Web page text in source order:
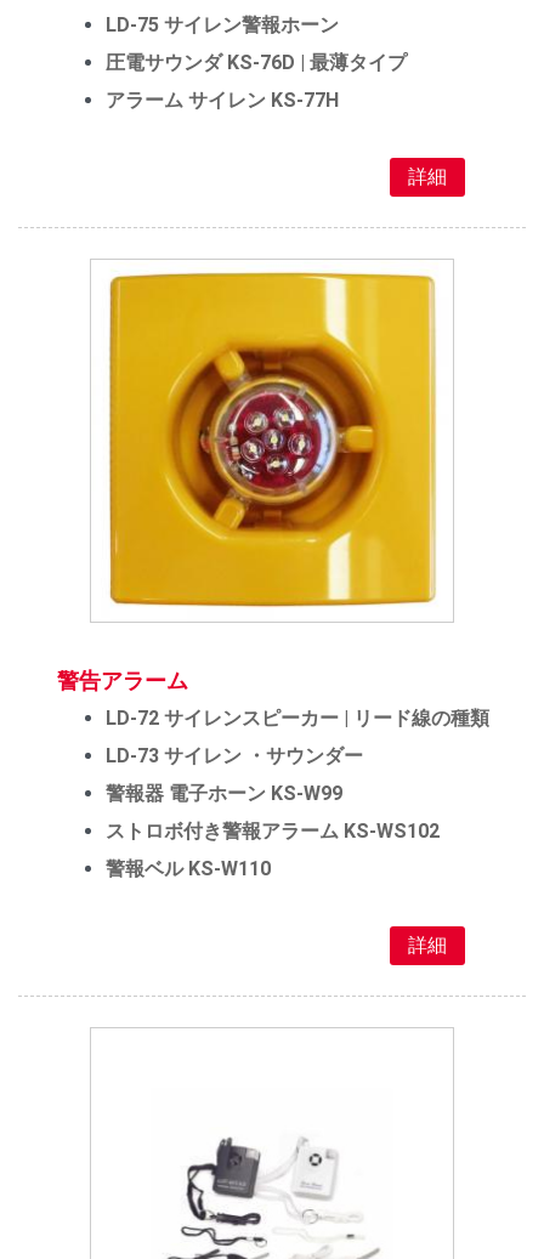
LD-75 サイレン警報ホーン
圧電サウンダ KS-76D | 最薄タイプ
アラーム サイレン KS-77H
詳細
警告アラーム
LD-72 サイレンスピーカー | リード線の種類
LD-73 サイレン ・サウンダー
警報器 電子ホーン KS-W99
ストロボ付き警報アラーム KS-WS102
警報ベル KS-W110
詳細